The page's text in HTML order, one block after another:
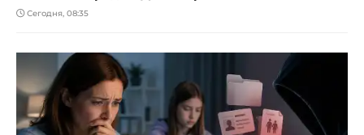
Сегодня, 08:35